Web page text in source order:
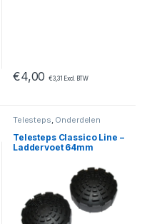
€4,00 €3,31 Excl. BTW
Telesteps, Onderdelen
Telesteps Classico Line –
Laddervoet 64mm